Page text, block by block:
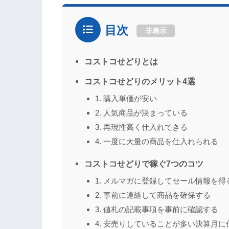
目次 非表示
コストコせどりとは
コストコせどりのメリット4選
1. 購入単価が安い
2. 人気商品が決まっている
3. 再現性高く仕入れできる
4. 一度に大量の商品を仕入れられる
コストコせどりで稼ぐ7つのコツ
1. メルマガに登録してセール情報を得
2. 事前に連絡して商品を確保する
3. 値札の記載事項を事前に確認する
4. 安売りしていることが多い決算月に